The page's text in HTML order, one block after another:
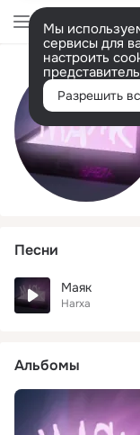
Мы
сервисы для
настроить
Разрешить
Песни
Маяк
Harxa
Альбомы